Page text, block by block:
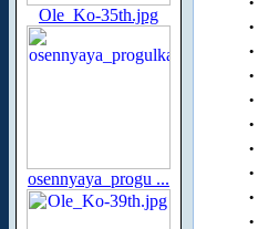
Ole_Ko-35th.jpg
osennyaya_progu ...
·
·
·
·
·
·
·
·
·